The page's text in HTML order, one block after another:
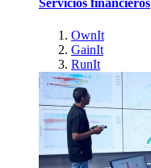
Servicios financieros
OwnIt
GainIt
RunIt